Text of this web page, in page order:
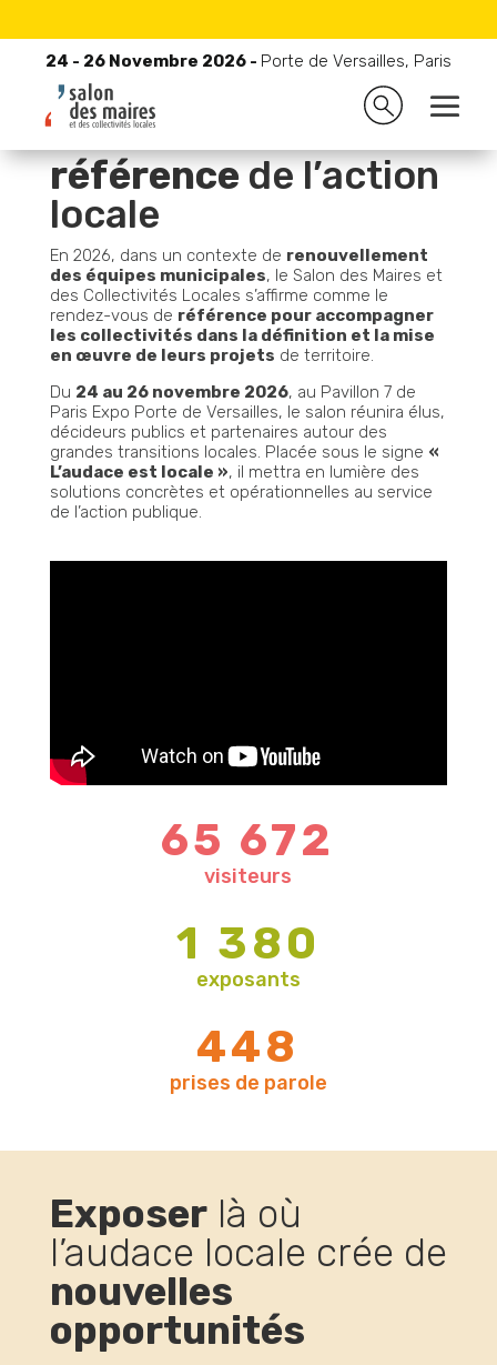
24 - 26 Novembre 2026 - Porte de Versailles, Paris
24 - 26 Novembre 2026 - Porte de Versailles, Paris
L’événement de
référencede l’action
locale
En 2026, dans un contexte de renouvellement
des équipes municipales, le Salon des Maires et
des Collectivités Locales s’affirme comme le
rendez-vous de référence pour accompagner
les collectivités dans la définition et la mise
en œuvre de leurs projets de territoire.
Du 24 au 26 novembre 2026, au Pavillon 7 de
Paris Expo Porte de Versailles, le salon réunira élus,
décideurs publics et partenaires autour des
grandes transitions locales. Placée sous le signe «
L’audace est locale », il mettra en lumière des
solutions concrètes et opérationnelles au service
de l’action publique.
65 672
visiteurs
1 380
exposants
448
prises de parole
Exposerlà où
l’audace locale crée de
nouvelles
opportunités